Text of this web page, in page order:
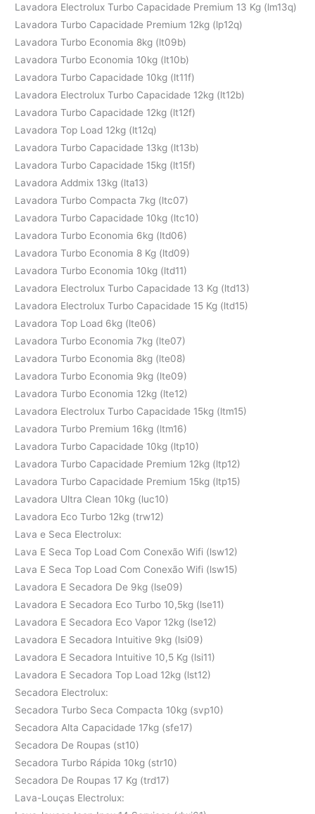
Lavadora Electrolux Turbo Capacidade Premium 13 Kg (lm13q)
Lavadora Turbo Capacidade Premium 12kg (lp12q)
Lavadora Turbo Economia 8kg (lt09b)
Lavadora Turbo Economia 10kg (lt10b)
Lavadora Turbo Capacidade 10kg (lt11f)
Lavadora Electrolux Turbo Capacidade 12kg (lt12b)
Lavadora Turbo Capacidade 12kg (lt12f)
Lavadora Top Load 12kg (lt12q)
Lavadora Turbo Capacidade 13kg (lt13b)
Lavadora Turbo Capacidade 15kg (lt15f)
Lavadora Addmix 13kg (lta13)
Lavadora Turbo Compacta 7kg (ltc07)
Lavadora Turbo Capacidade 10kg (ltc10)
Lavadora Turbo Economia 6kg (ltd06)
Lavadora Turbo Economia 8 Kg (ltd09)
Lavadora Turbo Economia 10kg (ltd11)
Lavadora Electrolux Turbo Capacidade 13 Kg (ltd13)
Lavadora Electrolux Turbo Capacidade 15 Kg (ltd15)
Lavadora Top Load 6kg (lte06)
Lavadora Turbo Economia 7kg (lte07)
Lavadora Turbo Economia 8kg (lte08)
Lavadora Turbo Economia 9kg (lte09)
Lavadora Turbo Economia 12kg (lte12)
Lavadora Electrolux Turbo Capacidade 15kg (ltm15)
Lavadora Turbo Premium 16kg (ltm16)
Lavadora Turbo Capacidade 10kg (ltp10)
Lavadora Turbo Capacidade Premium 12kg (ltp12)
Lavadora Turbo Capacidade Premium 15kg (ltp15)
Lavadora Ultra Clean 10kg (luc10)
Lavadora Eco Turbo 12kg (trw12)
Lava e Seca Electrolux:
Lava E Seca Top Load Com Conexão Wifi (lsw12)
Lava E Seca Top Load Com Conexão Wifi (lsw15)
Lavadora E Secadora De 9kg (lse09)
Lavadora E Secadora Eco Turbo 10,5kg (lse11)
Lavadora E Secadora Eco Vapor 12kg (lse12)
Lavadora E Secadora Intuitive 9kg (lsi09)
Lavadora E Secadora Intuitive 10,5 Kg (lsi11)
Lavadora E Secadora Top Load 12kg (lst12)
Secadora Electrolux:
Secadora Turbo Seca Compacta 10kg (svp10)
Secadora Alta Capacidade 17kg (sfe17)
Secadora De Roupas (st10)
Secadora Turbo Rápida 10kg (str10)
Secadora De Roupas 17 Kg (trd17)
Lava-Louças Electrolux: